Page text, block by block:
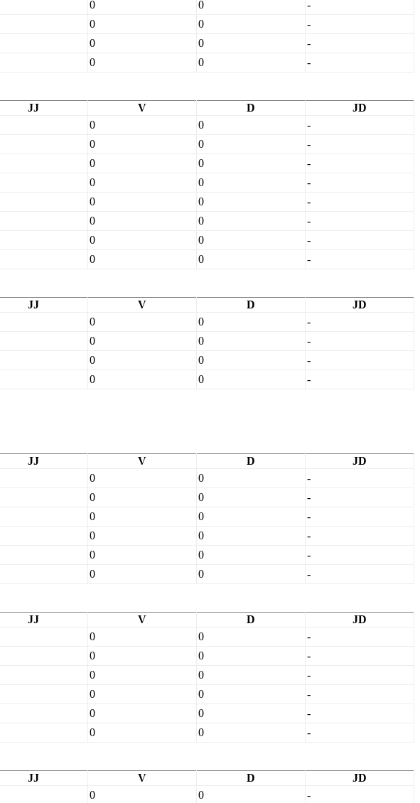
0 0
-
0 0
-
0 0
-
0 0 -
JJ V D
JD
0 0
-
0 0
-
0 0
-
0 0
-
0 0
-
0 0
-
0 0
-
0 0 -
JJ V D
JD
0 0
-
0 0
-
0 0
-
0 0 -
JJ V D
JD
0 0
-
0 0
-
0 0
-
0 0
-
0 0
-
0 0 -
JJ V D
JD
0 0
-
0 0
-
0 0
-
0 0
-
0 0
-
0 0 -
JJ V D
JD
0 0
-